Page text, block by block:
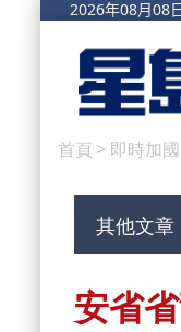
首頁 > 即時加國
其他文章
安省